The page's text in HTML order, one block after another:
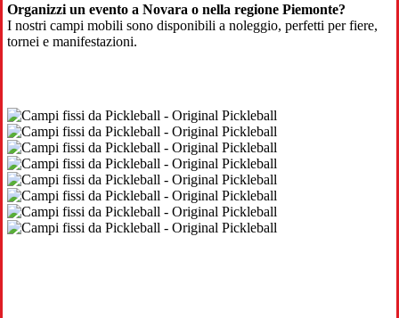
Organizzi un evento a Novara o nella regione Piemonte?
I nostri campi mobili sono disponibili a noleggio, perfetti per fiere,
tornei e manifestazioni.